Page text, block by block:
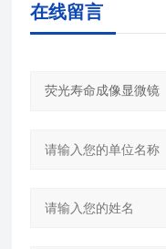
在线留言